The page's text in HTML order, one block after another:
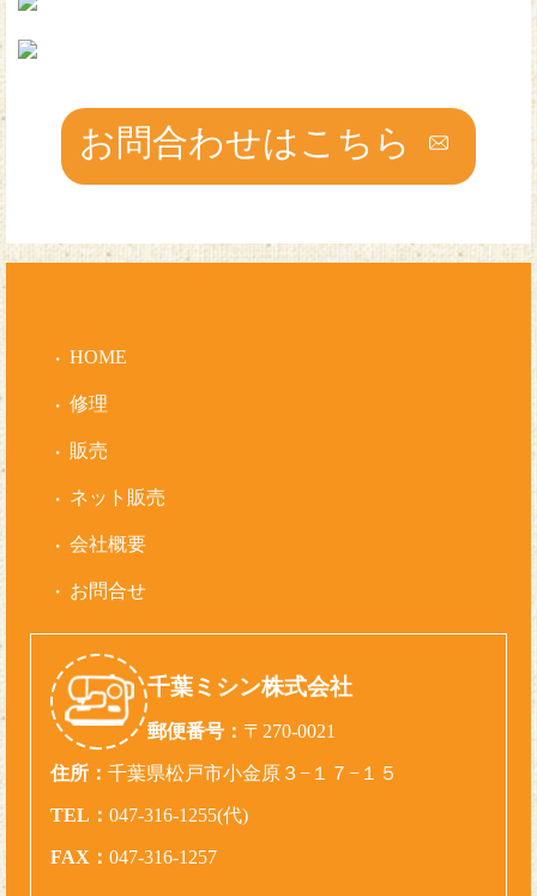
お問合わせはこちら
HOME
修理
販売
ネット販売
会社概要
お問合せ
千葉ミシン株式会社
郵便番号： 〒270-0021
住所： 千葉県松戸市小金原３−１７−１５
TEL： 047-316-1255(代)
FAX： 047-316-1257